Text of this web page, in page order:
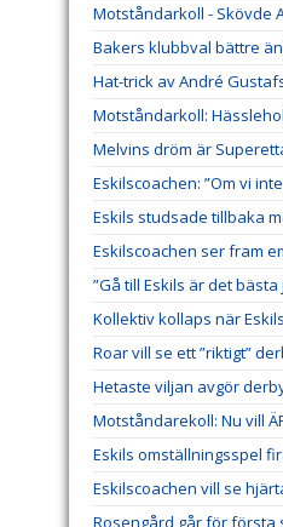
Motståndarkoll - Skövde
Bakers klubbval bättre
Hat-trick av André
Motståndarkoll:
Melvins dröm är
Eskilscoachen: ”Om vi
Eskils studsade tillbaka
Eskilscoachen ser fram
”Gå till Eskils är det bästa
Kollektiv kollaps när
Roar vill se ett ”riktigt”
Hetaste viljan avgör
Motståndarekoll: Nu vill
Eskils omställningsspel
Eskilscoachen vill se
Rosengård går för första